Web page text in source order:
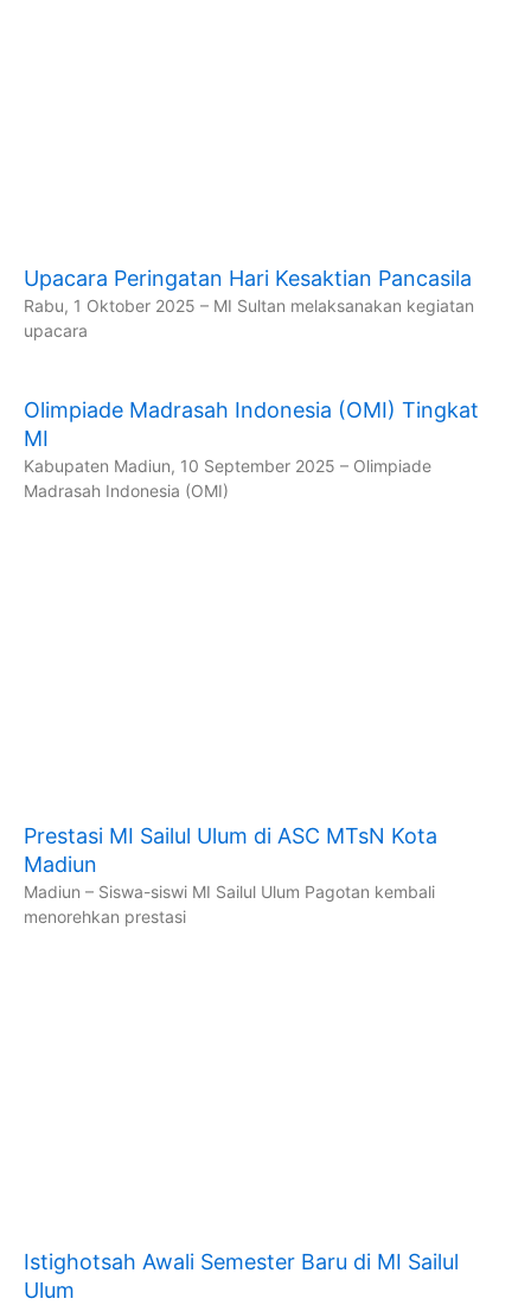
Upacara Peringatan Hari Kesaktian Pancasila
Rabu, 1 Oktober 2025 – MI Sultan melaksanakan kegiatan
upacara
Olimpiade Madrasah Indonesia (OMI) Tingkat
MI
Kabupaten Madiun, 10 September 2025 – Olimpiade
Madrasah Indonesia (OMI)
Prestasi MI Sailul Ulum di ASC MTsN Kota
Madiun
Madiun – Siswa-siswi MI Sailul Ulum Pagotan kembali
menorehkan prestasi
Istighotsah Awali Semester Baru di MI Sailul
Ulum